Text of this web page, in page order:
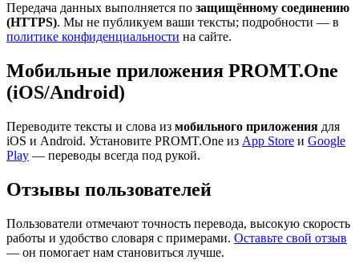
Передача данных выполняется по защищённому соединению
(HTTPS). Мы не публикуем ваши тексты; подробности — в
политике конфиденциальности на сайте.
Мобильные приложения PROMT.One
(iOS/Android)
Переводите тексты и слова из мобильного приложения для
iOS и Android. Установите PROMT.One из App Store и Google
Play — переводы всегда под рукой.
Отзывы пользователей
Пользователи отмечают точность перевода, высокую скорость
работы и удобство словаря с примерами. Оставьте свой отзыв
— он помогает нам становиться лучше.